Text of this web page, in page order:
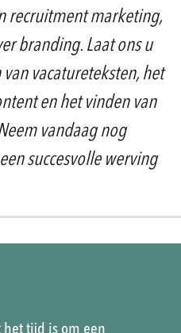
recruitment marketing,
branding. Laat ons u
vacatureteksten, het
en het vinden van
vandaag nog
succesvolle werving